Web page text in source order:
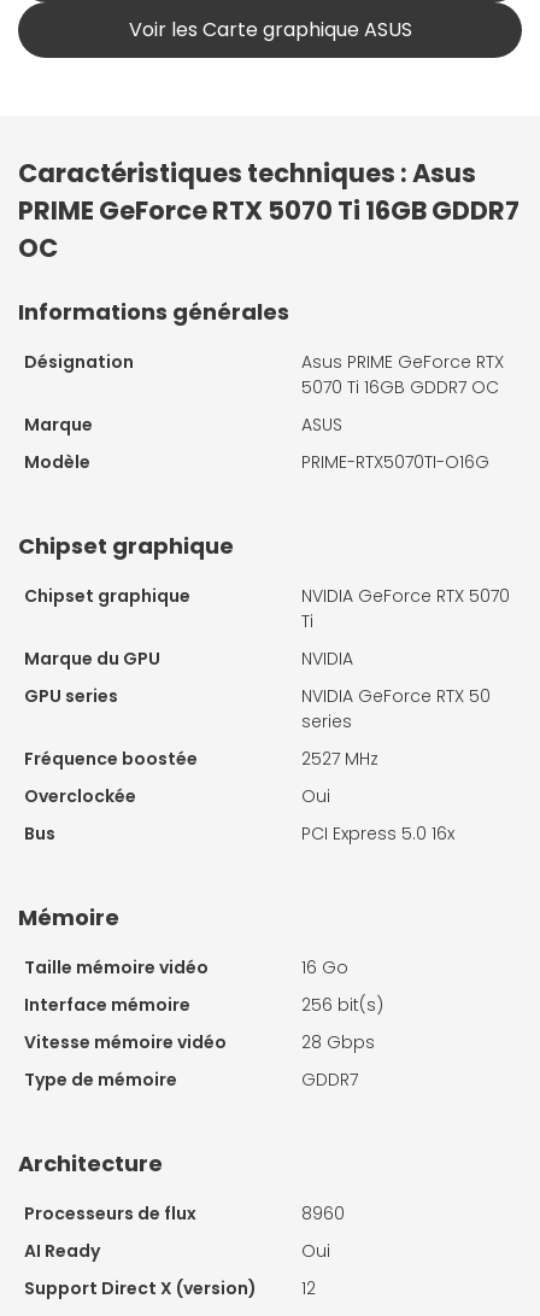
Voir les Carte graphique ASUS
Caractéristiques techniques : Asus
PRIME GeForce RTX 5070 Ti 16GB GDDR7
OC
Informations générales
Désignation
Asus PRIME GeForce RTX
5070 Ti 16GB GDDR7 OC
Marque
ASUS
Modèle
PRIME-RTX5070TI-O16G
Chipset graphique
Chipset graphique
NVIDIA GeForce RTX 5070
Ti
Marque du GPU
NVIDIA
GPU series
NVIDIA GeForce RTX 50
series
Fréquence boostée
2527 MHz
Overclockée
Oui
Bus
PCI Express 5.0 16x
Mémoire
Taille mémoire vidéo
16 Go
Interface mémoire
256 bit(s)
Vitesse mémoire vidéo
28 Gbps
Type de mémoire
GDDR7
Architecture
Processeurs de flux
8960
AI Ready
Oui
Support Direct X (version)
12